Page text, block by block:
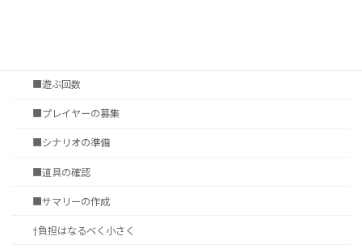
■遊ぶ回数
■プレイヤーの募集
■シナリオの準備
■道具の確認
■サマリーの作成
†負担はなるべく小さく